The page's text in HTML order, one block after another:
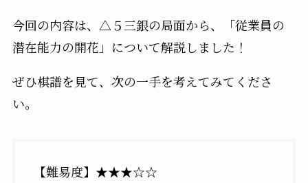
今回の内容は、△５三銀の局面から、「従業員の
潜在能力の開花」について解説しました！
ぜひ棋譜を見て、次の一手を考えてみてくださ
い。
【難易度】★★★☆☆